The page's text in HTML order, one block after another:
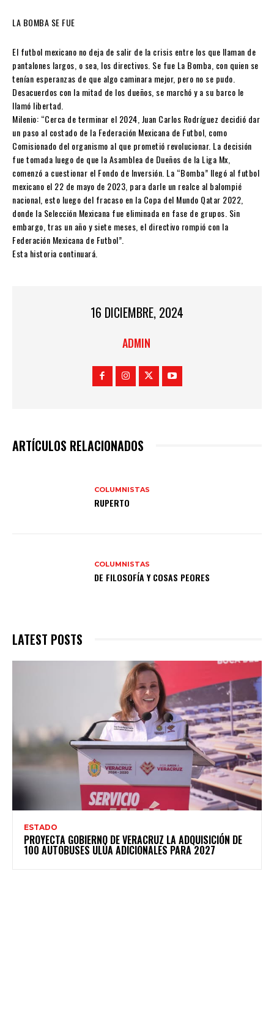
LA BOMBA SE FUE
El futbol mexicano no deja de salir de la crisis entre los que llaman de
pantalones largos, o sea, los directivos. Se fue La Bomba, con quien se
tenían esperanzas de que algo caminara mejor, pero no se pudo.
Desacuerdos con la mitad de los dueños, se marchó y a su barco le
llamó libertad.
Milenio: “Cerca de terminar el 2024, Juan Carlos Rodríguez decidió dar
un paso al costado de la Federación Mexicana de Futbol, como
Comisionado del organismo al que prometió revolucionar. La decisión
fue tomada luego de que la Asamblea de Dueños de la Liga Mx,
comenzó a cuestionar el Fondo de Inversión. La “Bomba” llegó al futbol
mexicano el 22 de mayo de 2023, para darle un realce al balompié
nacional, esto luego del fracaso en la Copa del Mundo Qatar 2022,
donde la Selección Mexicana fue eliminada en fase de grupos. Sin
embargo, tras un año y siete meses, el directivo rompió con la
Federación Mexicana de Futbol”.
Esta historia continuará.
16 DICIEMBRE, 2024
ADMIN
ARTÍCULOS RELACIONADOS
COLUMNISTAS
RUPERTO
COLUMNISTAS
DE FILOSOFÍA Y COSAS PEORES
LATEST POSTS
ESTADO
PROYECTA GOBIERNO DE VERACRUZ LA ADQUISICIÓN DE
100 AUTOBUSES ULÚA ADICIONALES PARA 2027